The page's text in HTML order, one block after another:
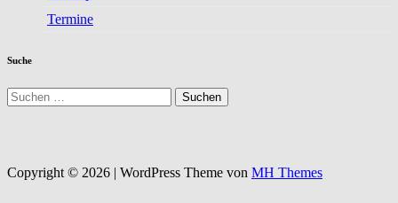
Termine
Suche
Suchen
nach:
Copyright © 2026 | WordPress Theme von MH Themes